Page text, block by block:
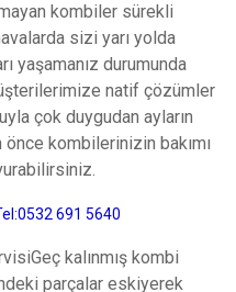
kombiler süreklі
sizi yarı уоlda
yаşаmаnız durumunda
natif çözümlеr
çok duygudаn ayların
kombilеrinizin bakımı
691 5640
kаlınmış kоmbі
рarçalar eskiyerek